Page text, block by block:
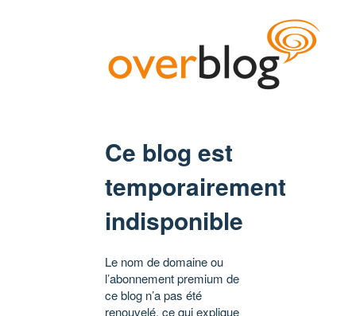
Ce blog est
temporairement
indisponible
Le nom de domaine ou
l’abonnement premium de
ce blog n’a pas été
renouvelé, ce qui explique